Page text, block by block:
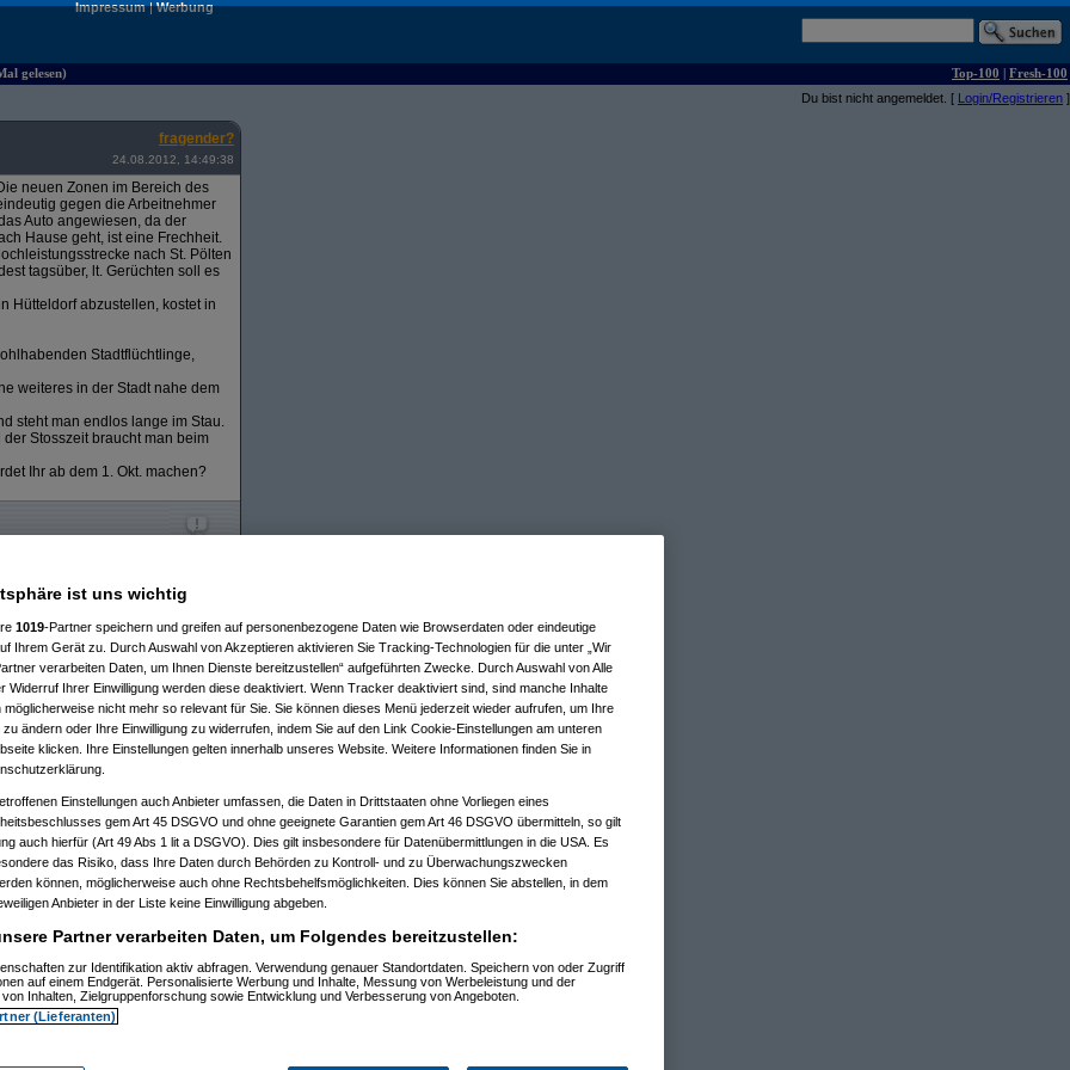
Impressum|Werbung
gelesen) Top-100 | Fresh-100
Du bist nicht angemeldet. [ Login/Registrieren ]
fragender?
24.08.2012, 14:49:38
neuen Zonen im Bereich des
gegen die Arbeitnehmer
Auto angewiesen, da der
Hause geht, ist eine Frechheit.
nach St. Pölten
tagsüber, lt. Gerüchten soll es
Hütteldorf abzustellen, kostet in
Stadtflüchtlinge,
weiteres in der Stadt nahe dem
steht man endlos lange im Stau.
Stosszeit braucht man beim
Ihr ab dem 1. Okt. machen?
10:59:10)
14:09:38)
18:11:13)
18:38:09)
am 26.08.2012, 18:58:27)
ist uns wichtig
1019-Partner speichern und greifen auf personenbezogene Daten wie Browserdaten oder eindeutige
Ihrem Gerät zu. Durch Auswahl von Akzeptieren aktivieren Sie Tracking-Technologien für die unter „Wir
verarbeiten Daten, um Ihnen Dienste bereitzustellen“ aufgeführten Zwecke. Durch Auswahl von Alle
Widerruf Ihrer Einwilligung werden diese deaktiviert. Wenn Tracker deaktiviert sind, sind manche Inhalte
möglicherweise nicht mehr so relevant für Sie. Sie können dieses Menü jederzeit wieder aufrufen, um Ihre
zu ändern oder Ihre Einwilligung zu widerrufen, indem Sie auf den Link Cookie-Einstellungen am unteren
klicken. Ihre Einstellungen gelten innerhalb unseres Website. Weitere Informationen finden Sie in
Einstellungen auch Anbieter umfassen, die Daten in Drittstaaten ohne Vorliegen eines
gem Art 45 DSGVO und ohne geeignete Garantien gem Art 46 DSGVO übermitteln, so gilt
auch hierfür (Art 49 Abs 1 lit a DSGVO). Dies gilt insbesondere für Datenübermittlungen in die USA. Es
das Risiko, dass Ihre Daten durch Behörden zu Kontroll- und zu Überwachungszwecken
können, möglicherweise auch ohne Rechtsbehelfsmöglichkeiten. Dies können Sie abstellen, in dem
Anbieter in der Liste keine Einwilligung abgeben.
Partner verarbeiten Daten, um Folgendes bereitzustellen:
zur Identifikation aktiv abfragen. Verwendung genauer Standortdaten. Speichern von oder Zugriff
auf einem Endgerät. Personalisierte Werbung und Inhalte, Messung von Werbeleistung und der
Inhalten, Zielgruppenforschung sowie Entwicklung und Verbesserung von Angeboten.
(Lieferanten)